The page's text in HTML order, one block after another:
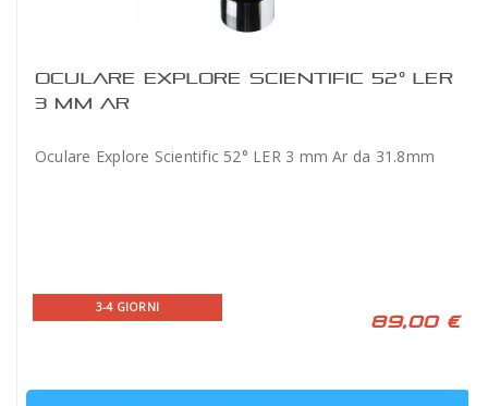
OCULARE EXPLORE SCIENTIFIC 52° LER
3 MM AR
Oculare Explore Scientific 52° LER 3 mm Ar da 31.8mm
3-4 GIORNI
89,00 €